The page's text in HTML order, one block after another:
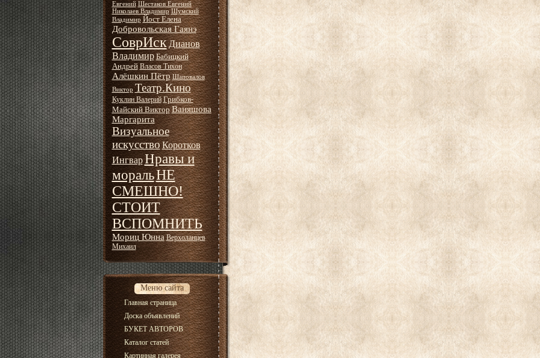
Евгений Шестаков Евгений
Николаев Владимир Шумский
Владимир Йост Елена
Добровольская Гаянэ
СоврИскДианов
Владимир Бабицкий
Андрей Власов Тихон
Алёшкин Пётр Шаповалов
Виктор Театр.Кино
Куклин Валерий Грибков-
Майский Виктор Ваняшова
Маргарита
Визуальное
искусствоКоротков
ИнгварНравы и
моральНЕ
СМЕШНО!
СТОИТ
ВСПОМНИТЬ
Мориц Юнна Верхоланцев
Михаил
Меню сайта
Главная страница
Доска объявлений
БУКЕТ АВТОРОВ
Каталог статей
Картинная галерея